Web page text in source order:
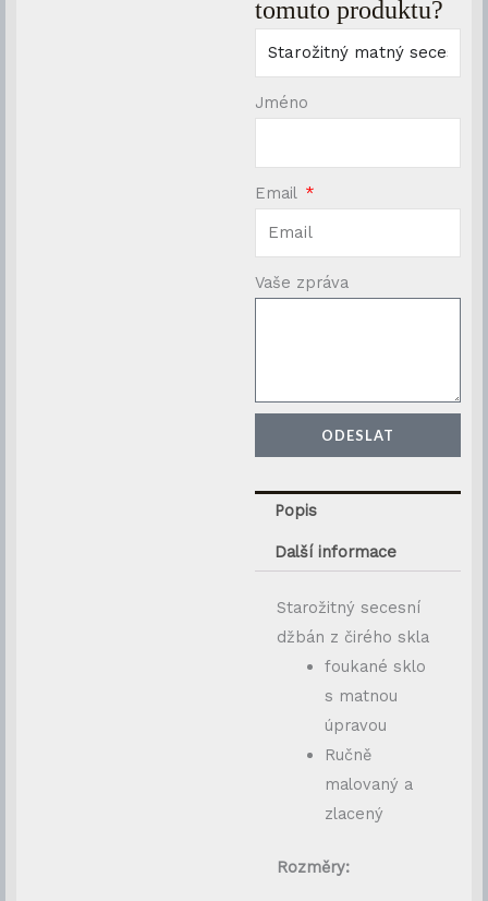
tomuto produktu?
Jméno
Email
Vaše zpráva
ODESLAT
Popis
Další informace
Starožitný secesní
džbán z čirého skla
foukané sklo
s matnou
úpravou
Ručně
malovaný a
zlacený
Rozměry: